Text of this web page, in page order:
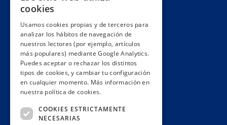
Impacto
Premios
Formación
Código ético
Re-publica
cookies
Usamos cookies propias y de terceros para
analizar los hábitos de navegación de
nuestros lectores (por ejemplo, artículos
más populares) mediante Google Analytics.
Puedes aceptar o rechazar los distintos
tipos de cookies, y cambiar tu configuración
en cualquier momento. Más información en
nuestra política de cookies.
COOKIES ESTRICTAMENTE
NECESARIAS